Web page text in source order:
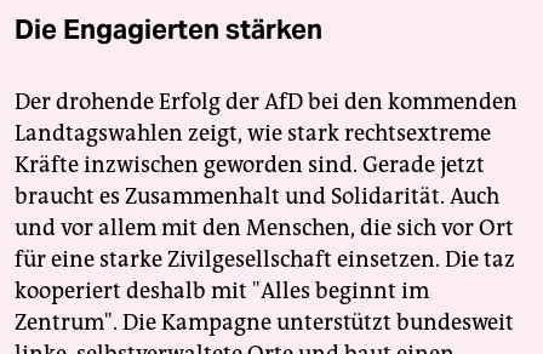
Die Engagierten stärken
Der drohende Erfolg der AfD bei den kommenden
Landtagswahlen zeigt, wie stark rechtsextreme
Kräfte inzwischen geworden sind. Gerade jetzt
braucht es Zusammenhalt und Solidarität. Auch
und vor allem mit den Menschen, die sich vor Ort
für eine starke Zivilgesellschaft einsetzen. Die taz
kooperiert deshalb mit "Alles beginnt im
Zentrum". Die Kampagne unterstützt bundesweit